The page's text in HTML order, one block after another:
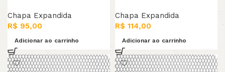
Chapa Expandida
R$ 95,00
Adicionar ao carrinho
Chapa Expandida
R$ 114,00
Adicionar ao carrinho